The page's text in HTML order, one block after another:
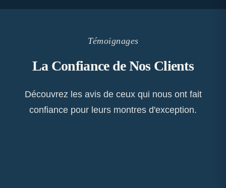
Témoignages
La Confiance de Nos Clients
Découvrez les avis de ceux qui nous ont fait
confiance pour leurs montres d'exception.